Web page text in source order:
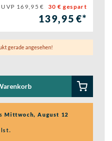
UVP 169,95 € 30 € gespart
139,95 €*
gerade angesehen!
Mittwoch, August 12